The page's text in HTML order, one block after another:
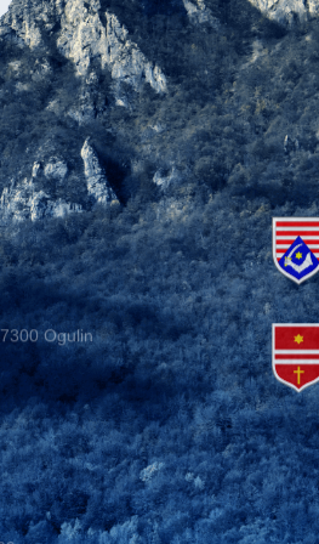
Ogulin